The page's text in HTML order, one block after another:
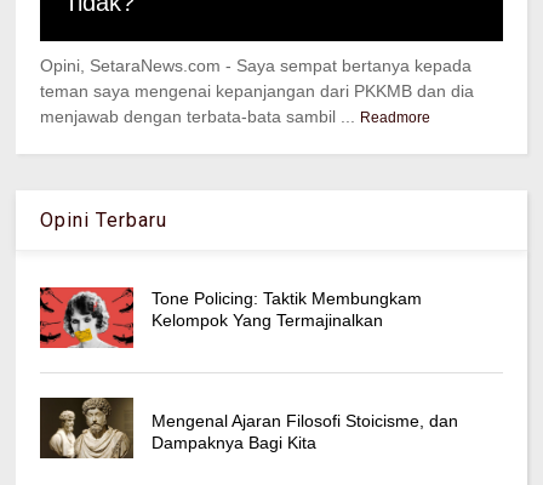
Opini, SetaraNews.com - Saya sempat bertanya kepada
teman saya mengenai kepanjangan dari PKKMB dan dia
menjawab dengan terbata-bata sambil ...
Readmore
Opini Terbaru
Tone Policing: Taktik Membungkam
Kelompok Yang Termajinalkan
Mengenal Ajaran Filosofi Stoicisme, dan
Dampaknya Bagi Kita